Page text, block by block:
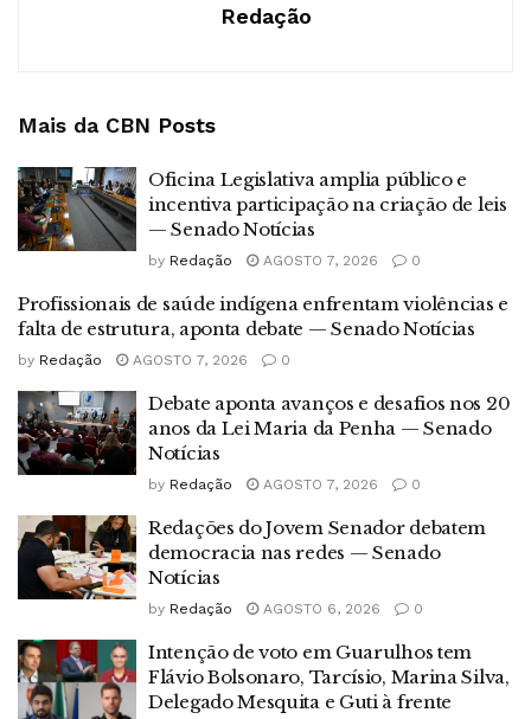
Redação
Mais da CBN Posts
Oficina Legislativa amplia público e
incentiva participação na criação de leis
— Senado Notícias
by Redação AGOSTO 7, 2026 0
Profissionais de saúde indígena enfrentam violências e
falta de estrutura, aponta debate — Senado Notícias
by Redação AGOSTO 7, 2026 0
Debate aponta avanços e desafios nos 20
anos da Lei Maria da Penha — Senado
Notícias
by Redação AGOSTO 7, 2026 0
Redações do Jovem Senador debatem
democracia nas redes — Senado
Notícias
by Redação AGOSTO 6, 2026 0
Intenção de voto em Guarulhos tem
Flávio Bolsonaro, Tarcísio, Marina Silva,
Delegado Mesquita e Guti à frente